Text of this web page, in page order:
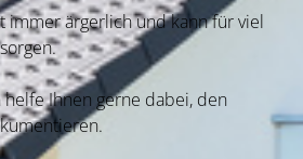
immer ärgerlich und kann für viel
helfe Ihnen gerne dabei, den